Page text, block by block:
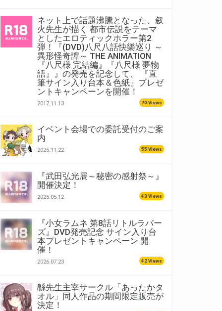
ネット上で話題沸騰となった、叙
火先生が描く 都市伝説をテーマ
としたエロティックホラー第2
弾！『(DVD)八尺八話快樂巡り ～
異形怪奇譚～ THE ANIMATION
『八尺様 完結編』『八尺様 夢物
語』』の発売を記念して、 『直
筆サイン入り台本＆色紙』プレゼ
ントキャンペーンを開催！
2017.11.13 70 Views
イベント会場での委託受付のご案
内
2025.11.22 55 Views
『武田弘光展～秘密の感射祭～』
開催決定！
2025.05.12 43 Views
『小女ラムネ 第8話リトルラバー
ズ』DVD発売記念 サイン入り台
本プレゼントキャンペーン 開
催！
2026.07.23 42 Views
緜先生主宰サークル「あったかタ
オル」同人作品の期間限定販売が
決定！